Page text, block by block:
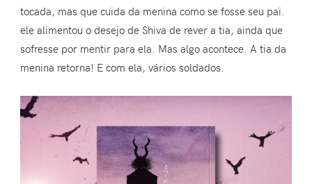
tocada, mas que cuida da menina como se fosse seu pai.
ele alimentou o desejo de Shiva de rever a tia, ainda que
sofresse por mentir para ela. Mas algo acontece. A tia da
menina retorna! E com ela, vários soldados.